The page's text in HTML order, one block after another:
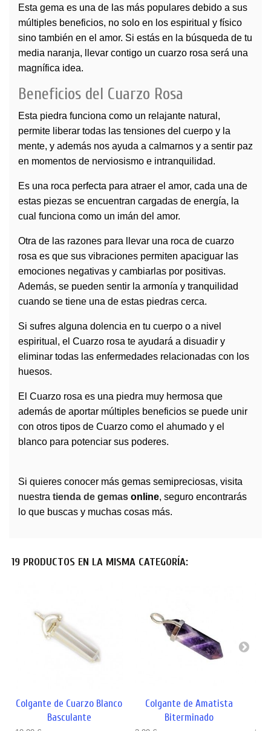
Esta gema es una de las más populares debido a sus
múltiples beneficios, no solo en los espiritual y físico
sino también en el amor. Si estás en la búsqueda de tu
media naranja, llevar contigo un cuarzo rosa será una
magnífica idea.
Beneficios del Cuarzo Rosa
Esta piedra funciona como un relajante natural,
permite liberar todas las tensiones del cuerpo y la
mente, y además nos ayuda a calmarnos y a sentir paz
en momentos de nerviosismo e intranquilidad.
Es una roca perfecta para atraer el amor, cada una de
estas piezas se encuentran cargadas de energía, la
cual funciona como un imán del amor.
Otra de las razones para llevar una roca de cuarzo
rosa es que sus vibraciones permiten apaciguar las
emociones negativas y cambiarlas por positivas.
Además, se pueden sentir la armonía y tranquilidad
cuando se tiene una de estas piedras cerca.
Si sufres alguna dolencia en tu cuerpo o a nivel
espiritual, el Cuarzo rosa te ayudará a disuadir y
eliminar todas las enfermedades relacionadas con los
huesos.
El Cuarzo rosa es una piedra muy hermosa que
además de aportar múltiples beneficios se puede unir
con otros tipos de Cuarzo como el ahumado y el
blanco para potenciar sus poderes.
Si quieres conocer más gemas semipreciosas, visita
nuestra tienda de gemas online, seguro encontrarás
lo que buscas y muchas cosas más.
19 PRODUCTOS EN LA MISMA CATEGORÍA:
Colgante de Cuarzo Blanco
Basculante
Colgante de Amatista
Biterminado